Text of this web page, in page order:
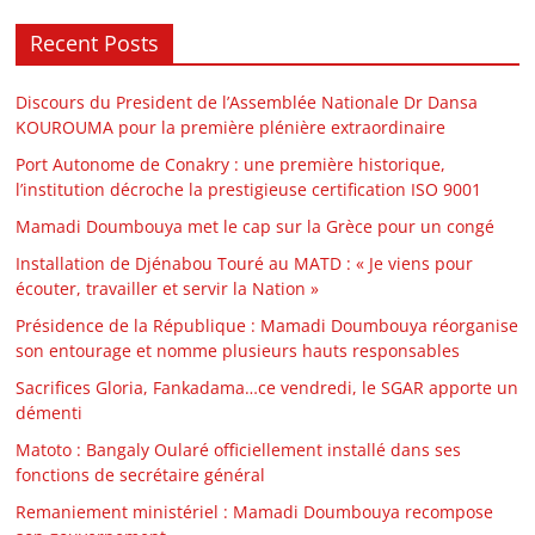
Recent Posts
Discours du President de l’Assemblée Nationale Dr Dansa
KOUROUMA pour la première plénière extraordinaire
Port Autonome de Conakry : une première historique,
l’institution décroche la prestigieuse certification ISO 9001
Mamadi Doumbouya met le cap sur la Grèce pour un congé
Installation de Djénabou Touré au MATD : « Je viens pour
écouter, travailler et servir la Nation »
Présidence de la République : Mamadi Doumbouya réorganise
son entourage et nomme plusieurs hauts responsables
Sacrifices Gloria, Fankadama…ce vendredi, le SGAR apporte un
démenti
Matoto : Bangaly Oularé officiellement installé dans ses
fonctions de secrétaire général
Remaniement ministériel : Mamadi Doumbouya recompose